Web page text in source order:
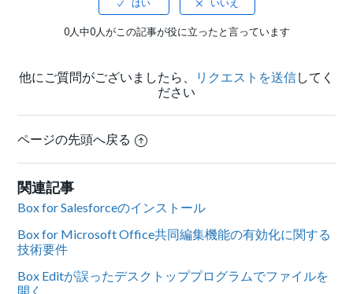
0人中0人がこの記事が役に立ったと言っています
他にご質問がございましたら、 リクエストを送信してく
ださい
ページの先頭へ戻る
関連記事
Box for Salesforceのインストール
Box for Microsoft Office共同編集機能の有効化に関する
技術要件
Box Editが誤ったデスクトッププログラムでファイルを
開く